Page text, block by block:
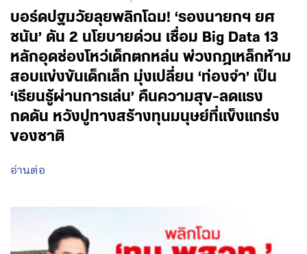
บอร์ดปฐมวัยลุยพลิกโฉม! ‘รองนายกฯ ยศ
ชนัน’ ดัน 2 นโยบายด่วน เชื่อม Big Data 13
หลักอุดช่องโหว่เด็กตกหล่น พ่วงกฎเหล็กห้าม
สอบแข่งขันเด็กเล็ก มุ่งเปลี่ยน ‘ท่องจำ’ เป็น
‘เรียนรู้ผ่านการเล่น’ คืนความสุข-ลดแรง
กดดัน หวังปูทางสร้างทุนมนุษย์ที่แข็งแกร่ง
ของชาติ
อ่านต่อ